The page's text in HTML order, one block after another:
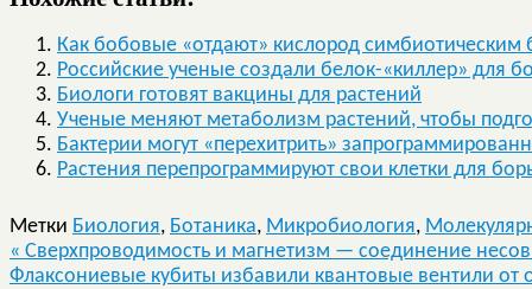
Как бобовые «отдают» кислород симбиотическим
Российские ученые создали белок-«киллер» для
Биологи готовят вакцины для растений
Ученые меняют метаболизм растений, чтобы
Бактерии могут «перехитрить»
Растения перепрограммируют свои клетки для
Метки Биология, Ботаника, Микробиология,
« Сверхпроводимость и магнетизм — соединение
Флаксониевые кубиты избавили квантовые вентили